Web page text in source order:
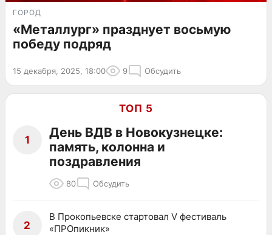
ГОРОД
«Металлург» празднует восьмую
победу подряд
15 декабря, 2025, 18:00 9 Обсудить
ТОП 5
1
День ВДВ в Новокузнецке:
память, колонна и
поздравления
80 Обсудить
2
В Прокопьевске стартовал V фестиваль
«ПРОпикник»